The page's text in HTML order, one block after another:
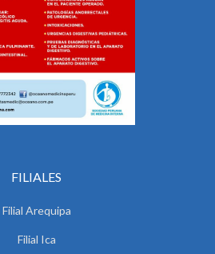
FILIALES
Filial Arequipa
Filial Ica